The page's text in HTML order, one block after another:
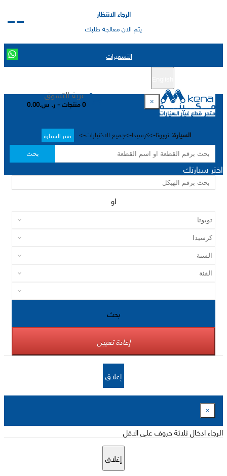
الرجاء الانتظار
يتم الان معالجة طلبك
التسعيرات
عربة التسوق
0 منتجات - ر. س.0.00
السيارة: تويوتا->كرسيدا->جميع الاختيارات-> تغير السيارة
بحث
×
اختر سيارتك
او
بحث
إعادة تعيين
إغلاق
×
الرجاء ادخال ثلاثة حروف على الاقل
إغلاق